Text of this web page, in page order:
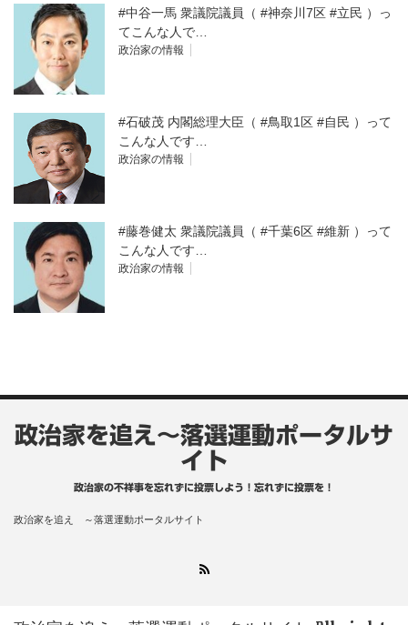
#中谷一馬 衆議院議員（ #神奈川7区 #立民 ）っ
てこんな人で…
政治家の情報
#石破茂 内閣総理大臣（ #鳥取1区 #自民 ）って
こんな人です…
政治家の情報
#藤巻健太 衆議院議員（ #千葉6区 #維新 ）って
こんな人です…
政治家の情報
政治家を追え～落選運動ポータルサ
イト
政治家の不祥事を忘れずに投票しよう！忘れずに投票を！
政治家を追え ～落選運動ポータルサイト